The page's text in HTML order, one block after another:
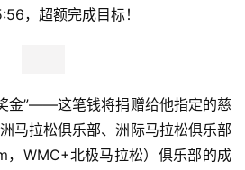
，超额完成目标！
金”——这笔钱将捐赠给他指定的慈
马拉松俱乐部、洲际马拉松俱乐部
，WMC+北极马拉松）俱乐部的成